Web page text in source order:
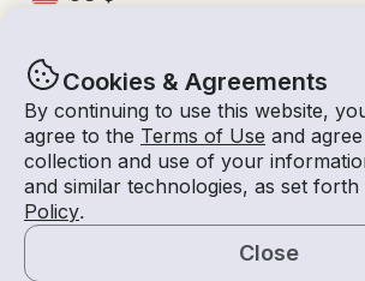
Cookies & Agreements
By continuing to use this website,
agree to the Terms of Use and
collection and use of your
and similar technologies, as set
Policy.
Close
© Getmyboat 2026利用規約プライバ
10 8月 2026
4 時間2 人数
船長付き